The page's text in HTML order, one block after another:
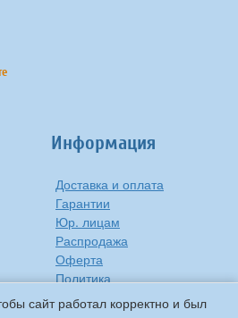
сайт работал корректно и был
Информация
Доставка и оплата
Гарантии
Юр. лицам
Распродажа
Оферта
Политика
конфиденциальности
Контакты